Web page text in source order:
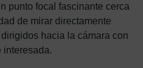
punto focal fascinante cerca
de mirar directamente
hacia la cámara con
interesada.